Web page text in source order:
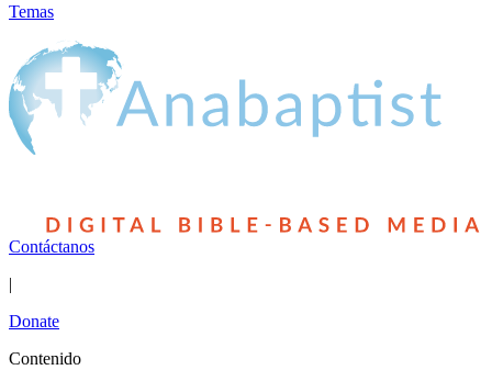
Temas
Contáctanos
|
Donate
Contenido